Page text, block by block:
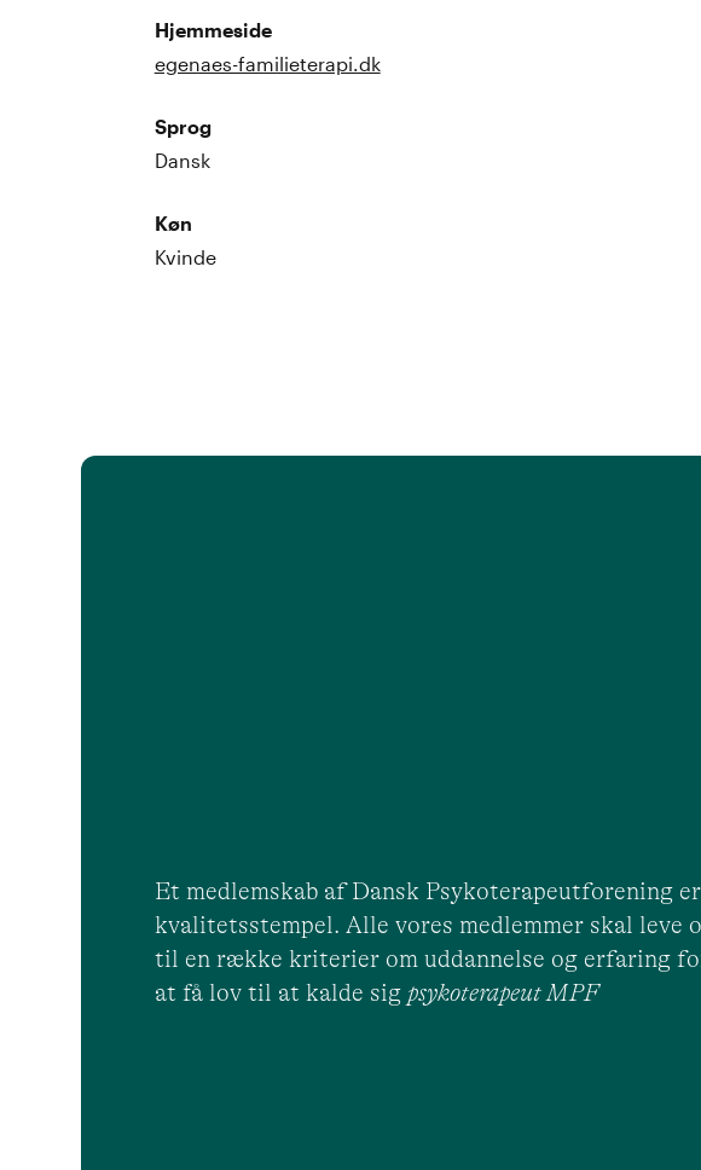
Hjemmeside
egenaes-familieterapi.dk
Sprog
Dansk
Køn
Kvinde
Et medlemskab af Dansk Psykoterapeutforening
kvalitetsstempel. Alle vores medlemmer skal leve
til en række kriterier om uddannelse og erfaring
at få lov til at kalde sig psykoterapeut MPF